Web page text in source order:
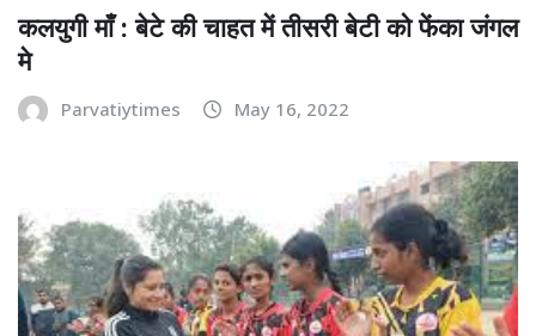
कलयुगी माँ : बेटे की चाहत में तीसरी बेटी को फेंका जंगल
मे
Parvatiytimes May 16, 2022